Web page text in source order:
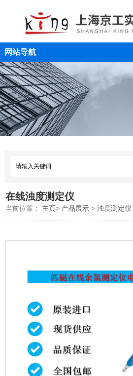
网站导航
在线浊度测定仪
当前位置： 主页> 产品展示 >浊度测定仪